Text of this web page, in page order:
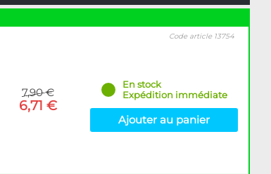
7,90 €
6,71 €
Code article 13754
En stock
Expédition immédiate
Ajouter au panier